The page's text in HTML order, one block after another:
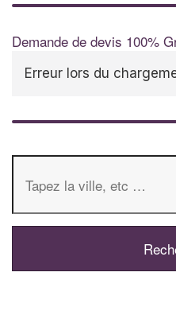
Demande de devis 100%
Erreur lors du